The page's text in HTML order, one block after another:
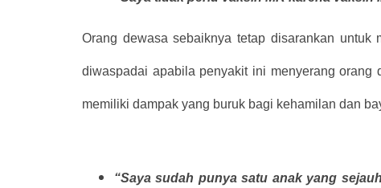
Orang dewasa sebaiknya tetap disarankan
diwaspadai apabila penyakit ini menyerang orang
memiliki dampak yang buruk bagi kehamilan dan
“Saya sudah punya satu anak yang